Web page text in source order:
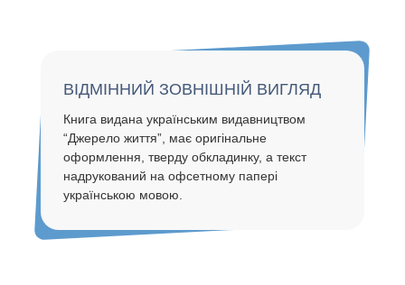
ВІДМІННИЙ ЗОВНІШНІЙ ВИГЛЯД
Книга видана українським видавництвом
“Джерело життя”, має оригінальне
оформлення, тверду обкладинку, а текст
надрукований на офсетному папері
українською мовою.